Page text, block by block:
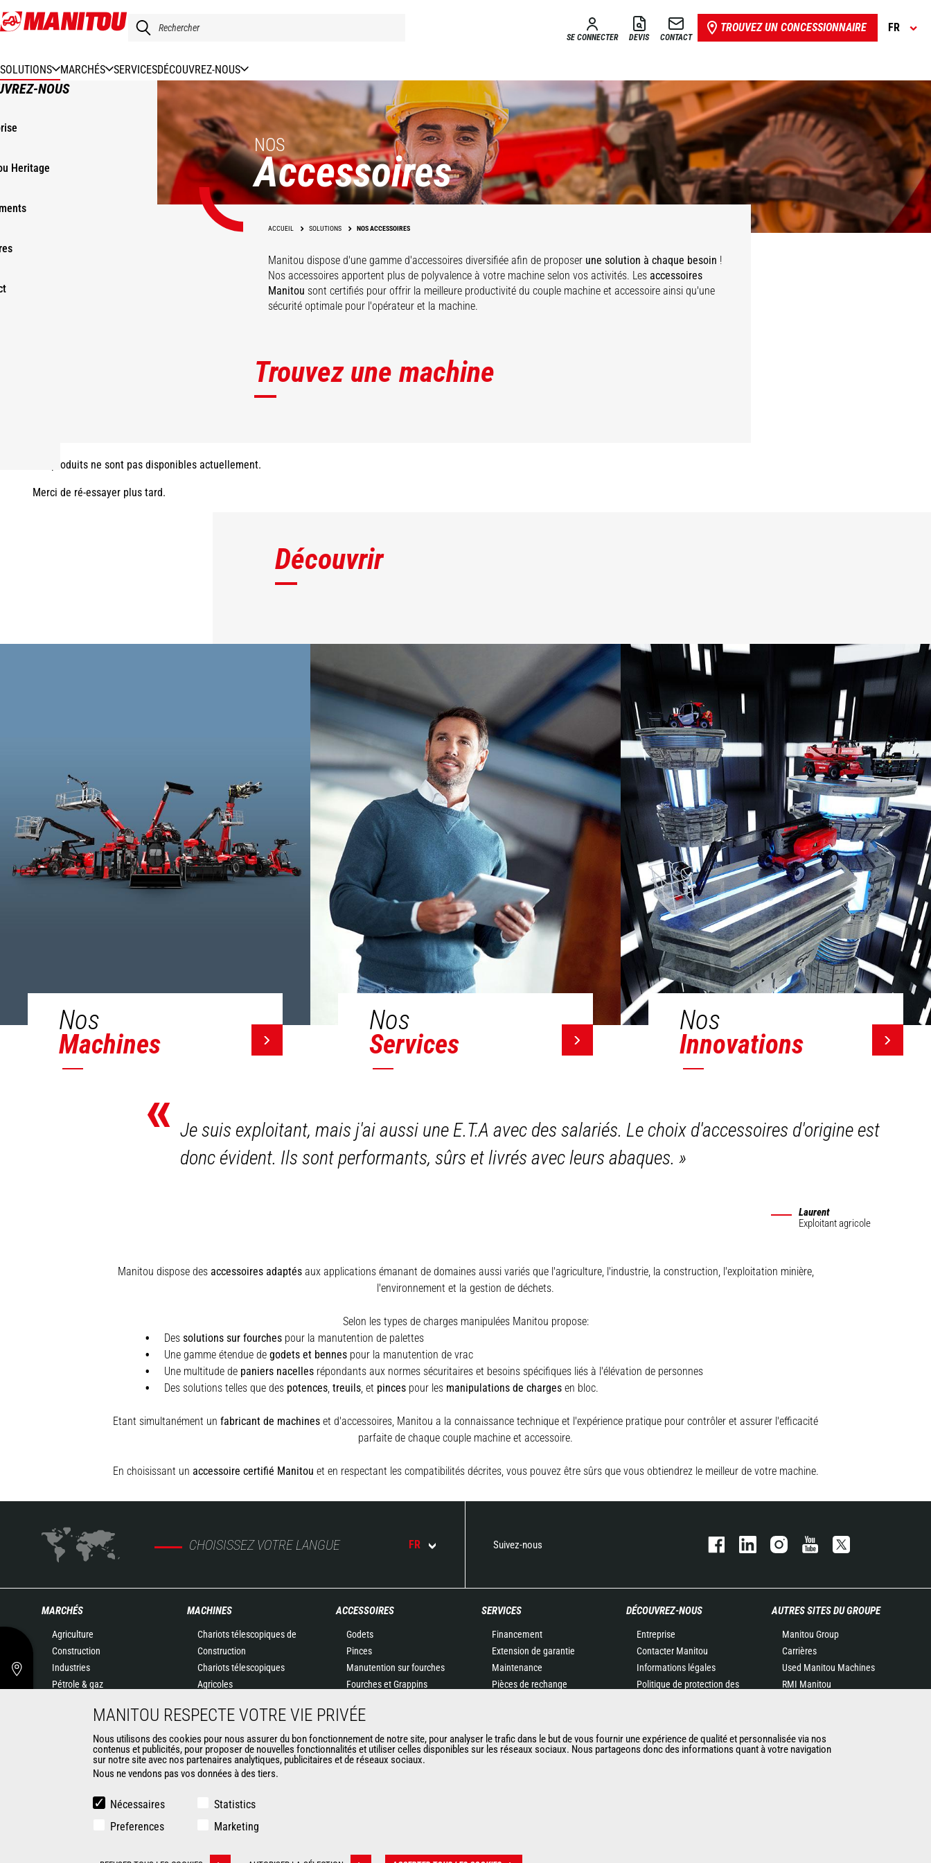
Aller
au
SE CONNECTER DEVIS CONTACT
TROUVEZ UN CONCESSIONNAIRE FR
SOLUTIONS MARCHÉS SERVICESDÉCOUVREZ-NOUS
NOUS
Heritage
NOS
Accessoires
ACCUEIL SOLUTIONS NOS ACCESSOIRES
Manitou dispose d'une gamme d'accessoires diversifiée afin de proposer une solution à chaque besoin !
Nos accessoires apportent plus de polyvalence à votre machine selon vos activités. Les accessoires
Manitou sont certifiés pour offrir la meilleure productivité du couple machine et accessoire ainsi qu'une
sécurité optimale pour l'opérateur et la machine.
Trouvez une machine
Les produits ne sont pas disponibles actuellement.
Merci de ré-essayer plus tard.
Découvrir
Nos
Machines
Nos
Services
Nos
Innovations
« Je suis exploitant, mais j'ai aussi une E.T.A avec des salariés. Le choix d'accessoires d'origine est
donc évident. Ils sont performants, sûrs et livrés avec leurs abaques.»
Laurent
Exploitant agricole
Manitou dispose des accessoires adaptésaux applications émanant de domaines aussi variés que l'agriculture, l'industrie, la construction, l'exploitation minière,
l'environnement et la gestion de déchets.
Selon les types de charges manipulées Manitou propose:
Des solutions sur fourchespour la manutention de palettes
Une gamme étendue de godets et bennespour la manutention de vrac
Une multitude de paniers nacellesrépondants aux normes sécuritaires et besoins spécifiques liés à l'élévation de personnes
Des solutions telles que des potences, treuils, et pincespour les manipulations de chargesen bloc.
Etant simultanément un fabricant de machines et d'accessoires, Manitou a la connaissance technique et l'expérience pratique pour contrôler et assurer l'efficacité
parfaite de chaque couple machine et accessoire.
En choisissant un accessoire certifié Manitou et en respectant les compatibilités décrites, vous pouvez être sûrs que vous obtiendrez le meilleur de votre machine.
CHOISISSEZ VOTRE LANGUE FR Suivez-nous
MARCHÉS
Agriculture
Construction
Industries
Pétrole & gaz
Environnement
Exploitation minière
MACHINES
Chariots télescopiques de
Construction
Chariots télescopiques
Agricoles
MLT-X
Chargeuses articulées
Nacelles élévatrices
Chariots embarqués
Chargeuses compactes
ACCESSOIRES
Godets
Pinces
Manutention sur fourches
Fourches et Grappins
Nacelles
Bennes
Balayeuses et Nettoyeurs
SERVICES
Financement
Extension de garantie
Maintenance
Pièces de rechange
Formations
Matériels d'occasion
DÉCOUVREZ-NOUS
Entreprise
Contacter Manitou
Informations légales
Politique de protection des
Actualités
Historique
AUTRES SITES DU GROUPE
Manitou Group
Carrières
Used Manitou Machines
RMI Manitou
Attachments
MANITOU RESPECTE VOTRE VIE PRIVÉE
Nous utilisons des cookies pour nous assurer du bon fonctionnement de notre site, pour analyser le trafic dans le but de vous fournir une expérience de qualité et personnalisée via nos
contenus et publicités, pour proposer de nouvelles fonctionnalités et utiliser celles disponibles sur les réseaux sociaux. Nous partageons donc des informations quant à votre navigation
sur notre site avec nos partenaires analytiques, publicitaires et de réseaux sociaux.
Nous ne vendons pas vos données à des tiers.
Nécessaires
Statistics
Preferences
Marketing